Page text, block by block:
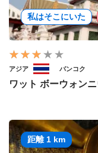
私はそこにいた
アジア バンコク
ワット ボーウォン
距離 1 km